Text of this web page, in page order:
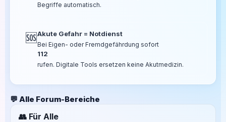
Begriffe automatisch.
🆘Akute Gefahr = Notdienst
Bei Eigen- oder Fremdgefährdung sofort
112
rufen. Digitale Tools ersetzen keine Akutmedizin.
💬 Alle Forum-Bereiche
👥 Für Alle